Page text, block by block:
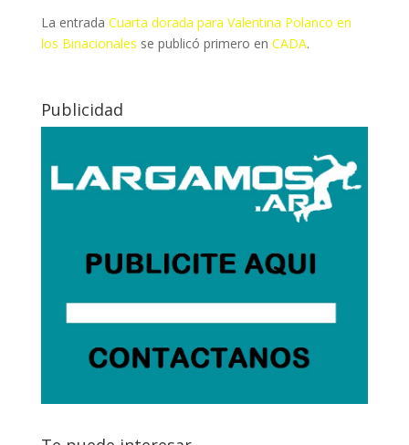
La entrada Cuarta dorada para Valentina Polanco en
los Binacionales se publicó primero en CADA.
Publicidad